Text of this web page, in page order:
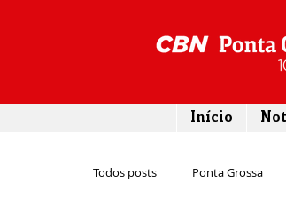
Início
Todos posts Ponta Grossa